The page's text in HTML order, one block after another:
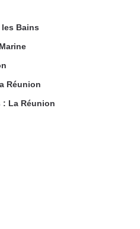
Bains
Réunion
: La Réunion